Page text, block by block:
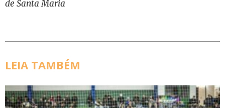
de Santa Maria
LEIA TAMBÉM